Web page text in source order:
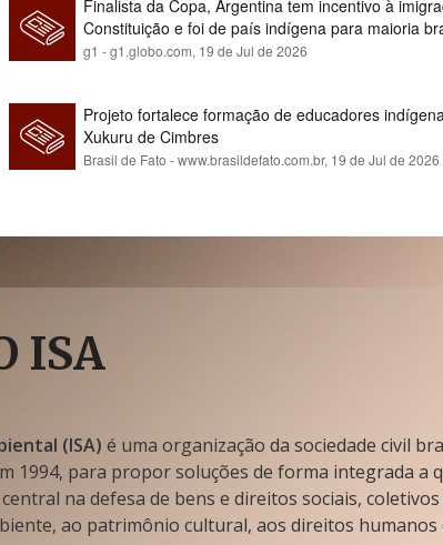
Finalista da Copa, Argentina tem incentivo à
Constituição e foi de país indígena para maioria
g1 - g1.globo.com, 19 de Jul de 2026
Projeto fortalece formação de educadores
Xukuru de Cimbres
Brasil de Fato - www.brasildefato.com.br, 19 de Jul de 2026
ISA
(ISA) é uma organização da sociedade civil
1994, para propor soluções de forma integrada a
na defesa de bens e direitos sociais,
ao patrimônio cultural, aos direitos humanos